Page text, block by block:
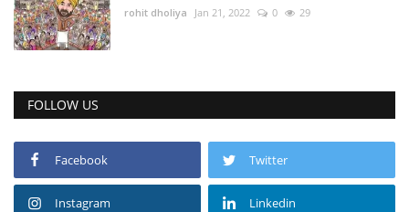
rohit dholiya Jan 21, 2022 0 29
FOLLOW US
Facebook Twitter
Instagram Linkedin